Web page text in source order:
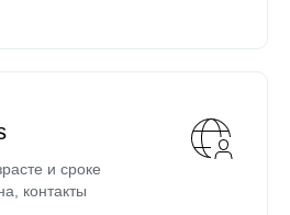
и сроке
контакты